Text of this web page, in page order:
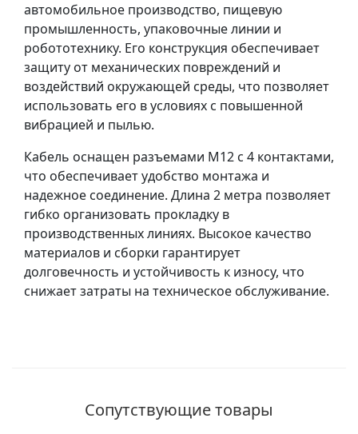
автомобильное производство, пищевую
промышленность, упаковочные линии и
робототехнику. Его конструкция обеспечивает
защиту от механических повреждений и
воздействий окружающей среды, что позволяет
использовать его в условиях с повышенной
вибрацией и пылью.
Кабель оснащен разъемами M12 с 4 контактами,
что обеспечивает удобство монтажа и
надежное соединение. Длина 2 метра позволяет
гибко организовать прокладку в
производственных линиях. Высокое качество
материалов и сборки гарантирует
долговечность и устойчивость к износу, что
снижает затраты на техническое обслуживание.
Сопутствующие товары